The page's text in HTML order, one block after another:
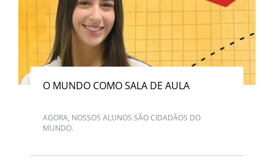
O MUNDO COMO SALA DE AULA
AGORA, NOSSOS ALUNOS SÃO CIDADÃOS DO
MUNDO.